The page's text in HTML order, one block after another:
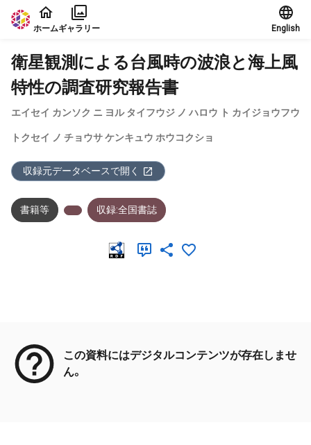
本文に飛ぶ
ホームギャラリー English
衛星観測による台風時の波浪と海上風
特性の調査研究報告書
エイセイ カンソク ニ ヨル タイフウジ ノ ハロウ ト カイジョウフウ
トクセイ ノ チョウサ ケンキュウ ホウコクショ
収録元データベースで開く
書籍等 収録:全国書誌
この資料にはデジタルコンテンツが存在しませ
ん。